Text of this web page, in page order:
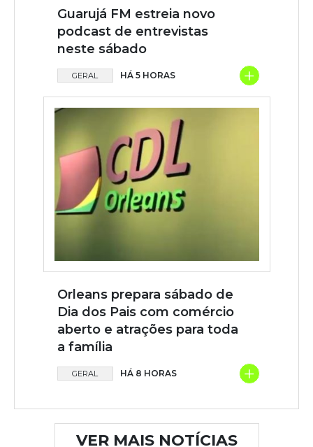
Guarujá FM estreia novo
podcast de entrevistas
neste sábado
GERAL HÁ 5 HORAS +
Orleans prepara sábado de
Dia dos Pais com comércio
aberto e atrações para toda
a família
GERAL HÁ 8 HORAS +
VER MAIS NOTÍCIAS